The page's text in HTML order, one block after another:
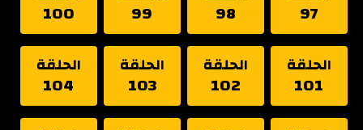
97
98
99
100
الحلقة
101
الحلقة
102
الحلقة
103
الحلقة
104